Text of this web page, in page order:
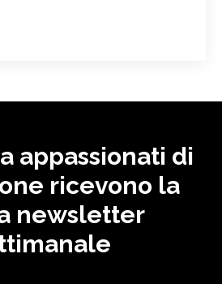
appassionati di
ricevono la
newsletter